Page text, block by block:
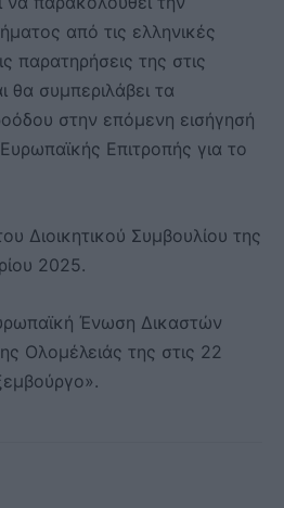
από τις ελληνικές
παρατηρήσεις της στις
θα συμπεριλάβει τα
στην επόμενη εισήγησή
Επιτροπής για το
Διοικητικού Συμβουλίου της
2025.
Ένωση Δικαστών
Ολομέλειάς της στις 22